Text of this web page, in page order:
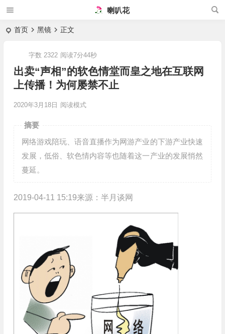
喇叭花
首页 黑镜 正文
出卖“声相”的软色情堂而皇之地在互联网
上传播！为何屡禁不止
2020年3月18日
字数 2322 阅读7分44秒
阅读模式
摘要
网络游戏陪玩、语音直播作为网游产业的下游产业快速
发展，低俗、软色情内容等也随着这一产业的发展悄然
蔓延。
2019-04-11 15:19来源：半月谈网